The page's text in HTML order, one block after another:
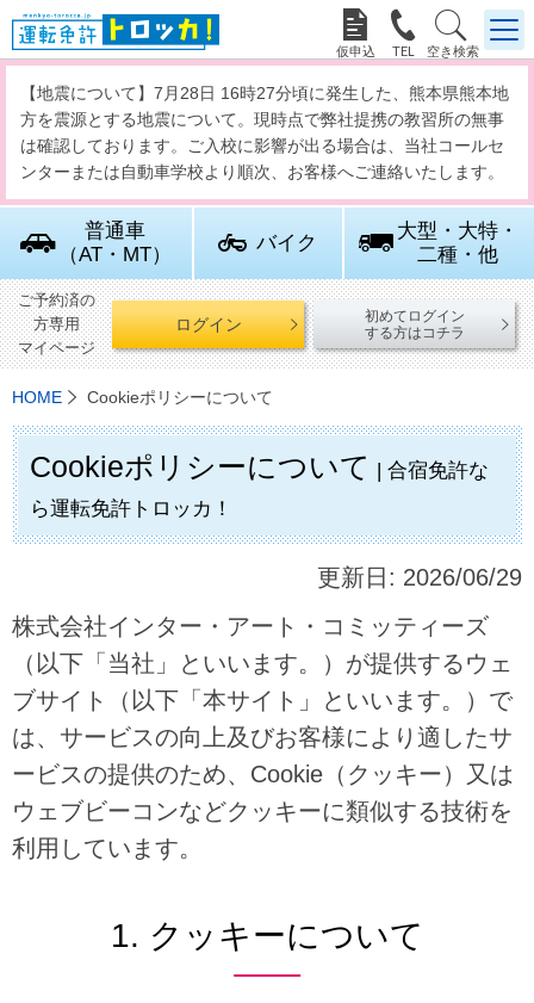
  
【地震について】7月28日 16時27分頃に発生した、熊本県熊本地
方を震源とする地震について。現時点で弊社提携の教習所の無事
は確認しております。ご入校に影響が出る場合は、当社コールセ
ンターまたは自動車学校より順次、お客様へご連絡いたします。
普通車
（AT・MT）
バイク
大型・大特・
二種・他
ご予約済の
方専用
マイページ
ログイン
初めてログイン
する方はコチラ
HOME Cookieポリシーについて
Cookieポリシーについて | 合宿免許な
ら運転免許トロッカ！
更新日: 2026/06/29
株式会社インター・アート・コミッティーズ
（以下「当社」といいます。）が提供するウェ
ブサイト（以下「本サイト」といいます。）で
は、サービスの向上及びお客様により適したサ
ービスの提供のため、Cookie（クッキー）又は
ウェブビーコンなどクッキーに類似する技術を
利用しています。
1. クッキーについて